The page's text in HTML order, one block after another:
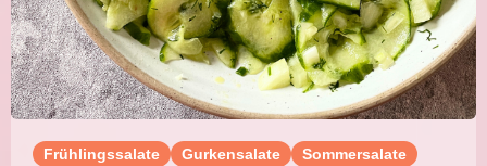
Frühlingssalate Gurkensalate
Sommersalate